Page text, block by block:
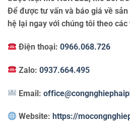
Để được tư vấn và báo giá về
hệ lại ngay với chúng tôi theo
Điện thoại:0966.068.726
Zalo:0937.664.495
Email:
Website: https://